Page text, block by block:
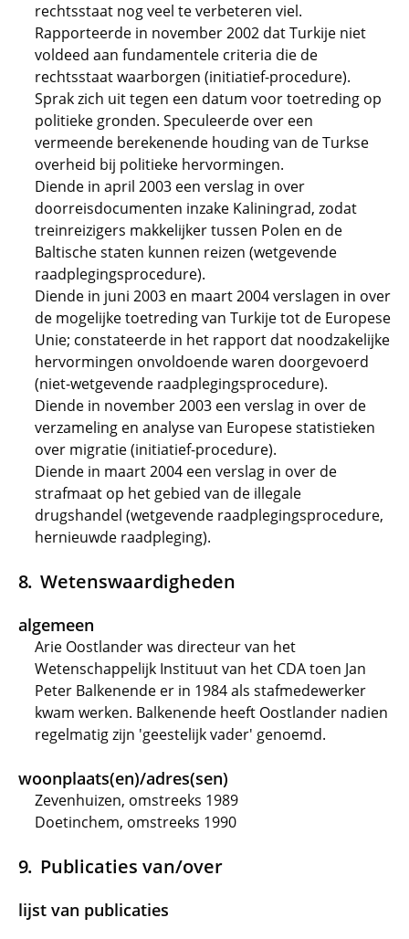
rechtsstaat nog veel te verbeteren viel.
Rapporteerde in november 2002 dat Turkije niet
voldeed aan fundamentele criteria die de
rechtsstaat waarborgen (initiatief-procedure).
Sprak zich uit tegen een datum voor toetreding op
politieke gronden. Speculeerde over een
vermeende berekenende houding van de Turkse
overheid bij politieke hervormingen.
Diende in april 2003 een verslag in over
doorreisdocumenten inzake Kaliningrad, zodat
treinreizigers makkelijker tussen Polen en de
Baltische staten kunnen reizen (wetgevende
raadplegingsprocedure).
Diende in juni 2003 en maart 2004 verslagen in over
de mogelijke toetreding van Turkije tot de Europese
Unie; constateerde in het rapport dat noodzakelijke
hervormingen onvoldoende waren doorgevoerd
(niet-wetgevende raadplegingsprocedure).
Diende in november 2003 een verslag in over de
verzameling en analyse van Europese statistieken
over migratie (initiatief-procedure).
Diende in maart 2004 een verslag in over de
strafmaat op het gebied van de illegale
drugshandel (wetgevende raadplegingsprocedure,
hernieuwde raadpleging).
Wetenswaardigheden
algemeen
Arie Oostlander was directeur van het
Wetenschappelijk Instituut van het CDA toen Jan
Peter Balkenende er in 1984 als stafmedewerker
kwam werken. Balkenende heeft Oostlander nadien
regelmatig zijn 'geestelijk vader' genoemd.
woonplaats(en)/adres(sen)
Zevenhuizen, omstreeks 1989
Doetinchem, omstreeks 1990
Publicaties van/over
lijst van publicaties